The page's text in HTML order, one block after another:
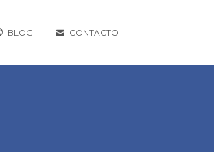
BLOG CONTACTO